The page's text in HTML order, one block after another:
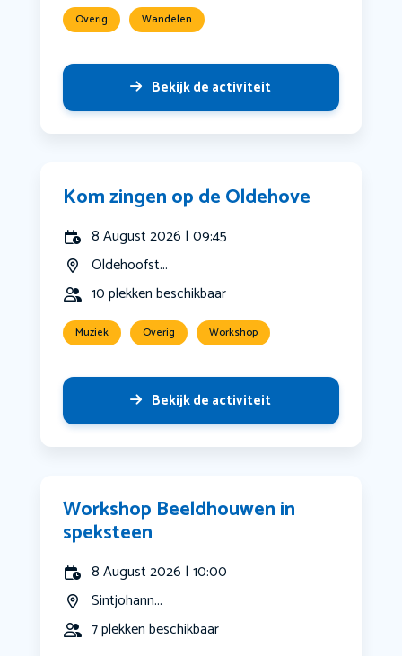
Overig Wandelen
Bekijk de activiteit
Kom zingen op de Oldehove
8 August 2026 | 09:45
Oldehoofst...
10 plekken beschikbaar
Muziek Overig Workshop
Bekijk de activiteit
Workshop Beeldhouwen in
speksteen
8 August 2026 | 10:00
Sintjohann...
7 plekken beschikbaar